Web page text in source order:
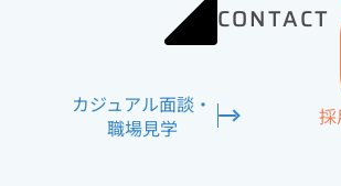
CONTACT
カジュアル面談 ・
職場見学